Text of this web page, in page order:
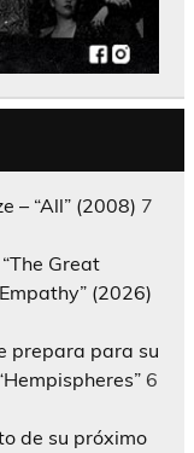
– “All” (2008) 7
Great
(2026)
prepara para su
6
de su próximo